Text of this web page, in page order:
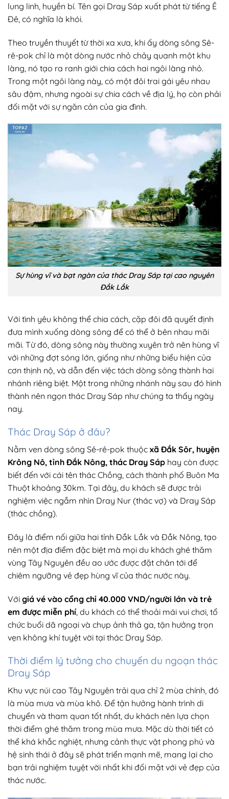
lung linh, huyền bí. Tên gọi Dray Sáp xuất phát từ tiếng Ê
Đê, có nghĩa là khói.
Theo truyền thuyết từ thời xa xưa, khi ấy dòng sông Sê-
rê-pok chỉ là một dòng nước nhỏ chảy quanh một khu
làng, nó tạo ra ranh giới chia cách hai ngôi làng nhỏ.
Trong một ngôi làng này, có một đôi trai gái yêu nhau
sâu đậm, nhưng ngoài sự chia cách về địa lý, họ còn phải
đối mặt với sự ngăn cản của gia đình.
Sự hùng vĩ và bạt ngàn của thác Dray Sáp tại cao nguyên
Đắk Lắk
Với tình yêu không thể chia cách, cặp đôi đã quyết định
đưa mình xuống dòng sông để có thể ở bên nhau mãi
mãi. Từ đó, dòng sông này thường xuyên trở nên hùng vĩ
với những đợt sóng lớn, giống như những biểu hiện của
cơn thịnh nộ, và dẫn đến việc tách dòng sông thành hai
nhánh riêng biệt. Một trong những nhánh này sau đó hình
thành nên ngọn thác Dray Sáp như chúng ta thấy ngày
nay.
Thác Dray Sáp ở đâu?
Nằm ven dòng sông Sê-rê-pok thuộc xã Đắk Sôr, huyện
Krông Nô, tỉnh Đắk Nông, thác Dray Sáp hay còn được
biết đến với cái tên thác Chồng, cách thành phố Buôn Ma
Thuột khoảng 30km. Tại đây, du khách sẽ được trải
nghiệm việc ngắm nhìn Dray Nur (thác vợ) và Dray Sáp
(thác chồng).
Đây là điểm nối giữa hai tỉnh Đắk Lắk và Đắk Nông, tạo
nên một địa điểm đặc biệt mà mọi du khách ghé thăm
vùng Tây Nguyên đều ao ước được đặt chân tới để
chiêm ngưỡng vẻ đẹp hùng vĩ của thác nước này.
Với giá vé vào cổng chỉ 40.000 VND/người lớn và trẻ
em được miễn phí , du khách có thể thoải mái vui chơi, tổ
chức buổi dã ngoại và chụp ảnh thả ga, tận hưởng trọn
vẹn không khí tuyệt vời tại thác Dray Sáp.
Thời điểm lý tưởng cho chuyến du ngoạn thác
Dray Sáp
Khu vực núi cao Tây Nguyên trải qua chỉ 2 mùa chính, đó
là mùa mưa và mùa khô. Để tận hưởng hành trình di
chuyển và tham quan tốt nhất, du khách nên lựa chọn
thời điểm ghé thăm trong mùa mưa. Mặc dù thời tiết có
thể khá khắc nghiệt, nhưng cảnh thực vật phong phú và
hệ sinh thái ở đây sẽ phát triển mạnh mẽ, mang lại cho
bạn trải nghiệm tuyệt vời nhất khi đối mặt với vẻ đẹp của
thác nước.